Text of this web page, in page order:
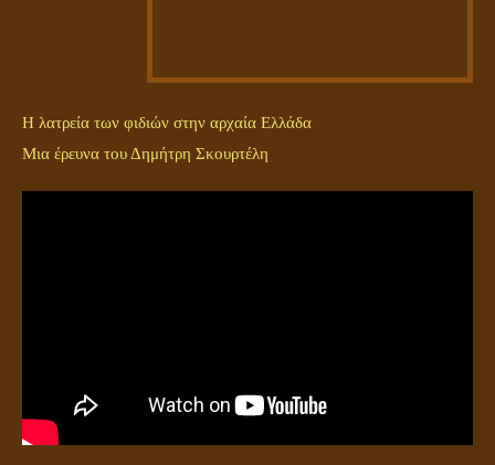
Η λατρεία των φιδιών στην αρχαία Ελλάδα
Μια έρευνα του Δημήτρη Σκουρτέλη